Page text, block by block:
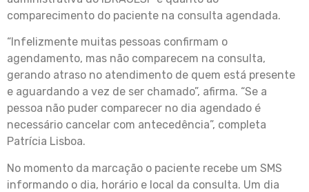
comparecimento do paciente na consulta agendada.
“Infelizmente muitas pessoas confirmam o
agendamento, mas não comparecem na consulta,
gerando atraso no atendimento de quem está presente
e aguardando a vez de ser chamado”, afirma. “Se a
pessoa não puder comparecer no dia agendado é
necessário cancelar com antecedência”, completa
Patrícia Lisboa.
No momento da marcação o paciente recebe um SMS
informando o dia, horário e local da consulta. Um dia